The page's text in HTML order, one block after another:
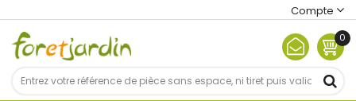
Compte
0